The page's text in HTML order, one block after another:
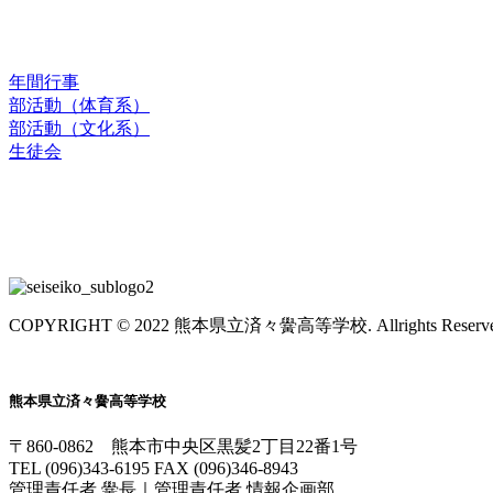
年間行事
部活動（体育系）
部活動（文化系）
生徒会
COPYRIGHT © 2022 熊本県立済々黌高等学校. Allrights
熊本県立済々黌高等学校
〒860-0862 熊本市中央区黒髪2丁目22番1号
TEL (096)343-6195 FAX (096)346-8943
管理責任者 黌長｜管理責任者 情報企画部